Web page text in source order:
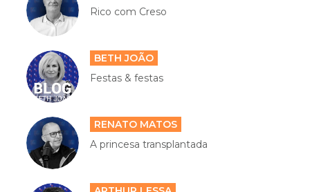
Rico com Creso
BETH JOÃO
Festas & festas
RENATO MATOS
A princesa transplantada